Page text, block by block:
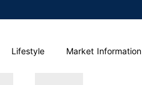
Lifestyle Market Information